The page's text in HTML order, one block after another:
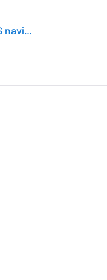
Wahoo ELEMNT BOLT GPS/GLONASS/Galileo/Beidou/QZSS navigator 2.3" --> I lager, forväntat leveransdatum hos dig 09-08-2026